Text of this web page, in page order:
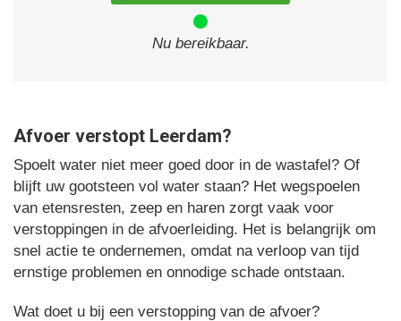
Nu bereikbaar.
Afvoer verstopt Leerdam?
Spoelt water niet meer goed door in de wastafel? Of
blijft uw gootsteen vol water staan? Het wegspoelen
van etensresten, zeep en haren zorgt vaak voor
verstoppingen in de afvoerleiding. Het is belangrijk om
snel actie te ondernemen, omdat na verloop van tijd
ernstige problemen en onnodige schade ontstaan.
Wat doet u bij een verstopping van de afvoer?